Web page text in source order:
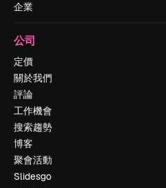
企業
公司
定價
關於我們
評論
工作機會
搜索趨勢
博客
聚會活動
Slidesgo